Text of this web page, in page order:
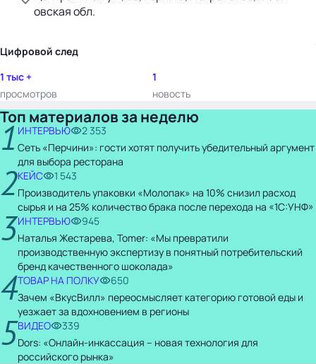
овская обл.
Цифровой след
1 тыс +
просмотров
1
новость
Топ материалов за неделю
1 ИНТЕРВЬЮ
2 353
Сеть «Перчини»: гости хотят получить убедительный аргумент
для выбора ресторана
2КЕЙС
1 543
Производитель упаковки «Молопак» на 10% снизил расход
сырья и на 25% количество брака после перехода на «1С:УНФ»
3ИНТЕРВЬЮ
945
Наталья Жестарева, Tomer: «Мы превратили
производственную экспертизу в понятный потребительский
бренд качественного шоколада»
4ТОВАР НА ПОЛКУ
650
Зачем «ВкусВилл» переосмысляет категорию готовой еды и
уезжает за вдохновением в регионы
5ВИДЕО
339
Dors: «Онлайн-инкассация – новая технология для
российского рынка»